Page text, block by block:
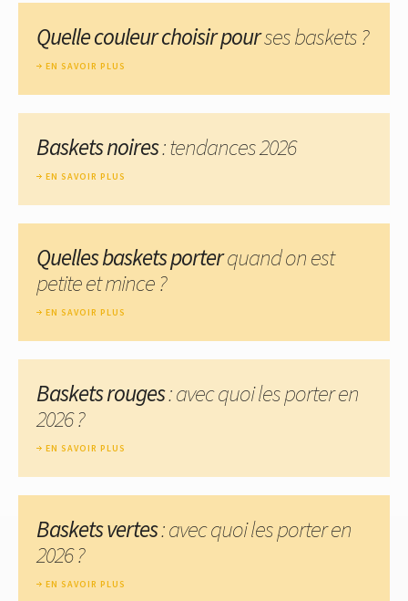
Quelle couleur choisir pourses baskets ?
EN SAVOIR PLUS
Baskets noires: tendances 2026
EN SAVOIR PLUS
Quelles baskets porterquand on est
petite et mince ?
EN SAVOIR PLUS
Baskets rouges: avec quoi les porter en
2026 ?
EN SAVOIR PLUS
Baskets vertes: avec quoi les porter en
2026 ?
EN SAVOIR PLUS